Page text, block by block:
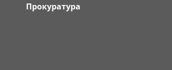
Прокуратура